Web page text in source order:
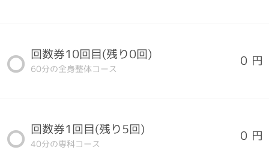
回数券10回目(残り0回)
60分の全身整体コース
0 円
回数券1回目(残り5回)
40分の専科コース
0 円